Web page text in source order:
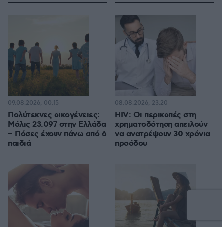
Πολύτεκνες οικογένειες:
Μόλις 23.097 στην Ελλάδα
– Πόσες έχουν πάνω από 6
παιδιά
09.08.2026, 00:15
HIV: Οι περικοπές στη
χρηματοδότηση απειλούν
να ανατρέψουν 30 χρόνια
προόδου
08.08.2026, 23:20